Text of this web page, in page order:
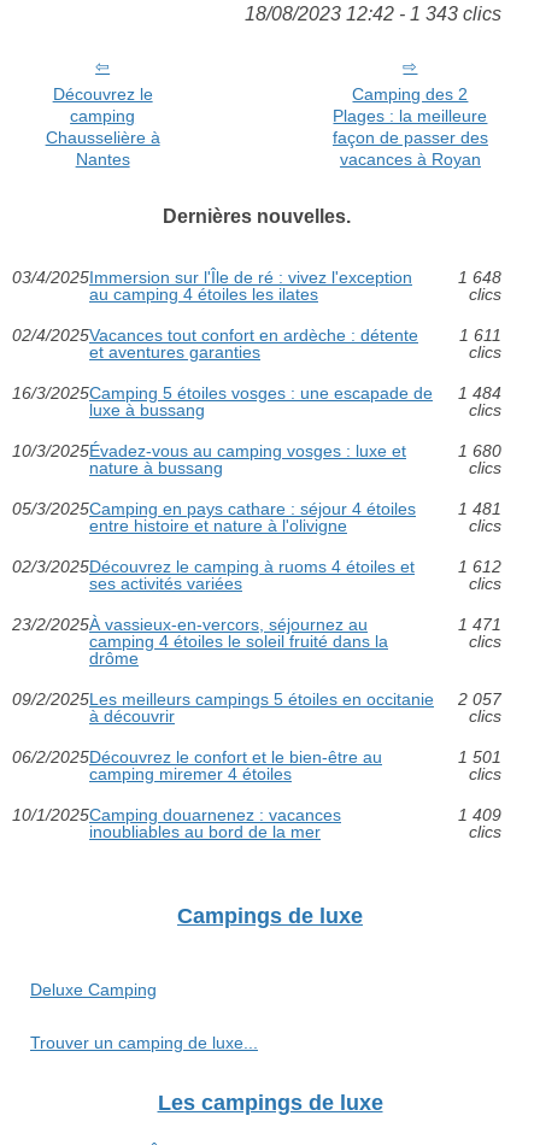
18/08/2023 12:42 - 1 343 clics
Découvrez le
camping
Chausselière à
Nantes
Camping des 2
Plages : la meilleure
façon de passer des
vacances à Royan
Dernières nouvelles.
03/4/2025Immersion sur l'Île de ré : vivez l'exception
au camping 4 étoiles les ilates
1 648
clics
02/4/2025Vacances tout confort en ardèche : détente
et aventures garanties
1 611
clics
16/3/2025Camping 5 étoiles vosges : une escapade de
luxe à bussang
1 484
clics
10/3/2025Évadez-vous au camping vosges : luxe et
nature à bussang
1 680
clics
05/3/2025Camping en pays cathare : séjour 4 étoiles
entre histoire et nature à l'olivigne
1 481
clics
02/3/2025Découvrez le camping à ruoms 4 étoiles et
ses activités variées
1 612
clics
23/2/2025À vassieux-en-vercors, séjournez au
camping 4 étoiles le soleil fruité dans la
drôme
1 471
clics
09/2/2025Les meilleurs campings 5 étoiles en occitanie
à découvrir
2 057
clics
06/2/2025Découvrez le confort et le bien-être au
camping miremer 4 étoiles
1 501
clics
10/1/2025Camping douarnenez : vacances
inoubliables au bord de la mer
1 409
clics
Campings de luxe
Deluxe Camping
Trouver un camping de luxe...
Les campings de luxe